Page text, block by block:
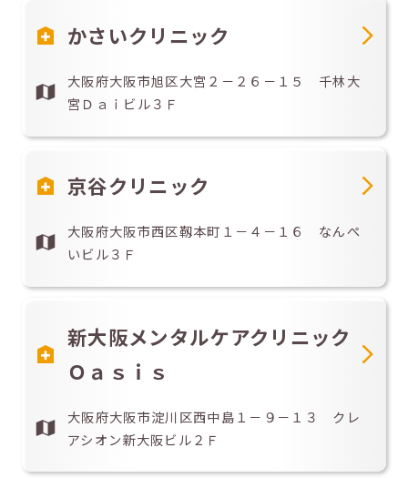
かさいクリニック
大阪府大阪市旭区大宮２－２６－１５ 千林大
宮Ｄａｉビル３Ｆ
京谷クリニック
大阪府大阪市西区靱本町１－４－１６ なんぺ
いビル３Ｆ
新大阪メンタルケアクリニック
Ｏａｓｉｓ
大阪府大阪市淀川区西中島１－９－１３ クレ
アシオン新大阪ビル２Ｆ